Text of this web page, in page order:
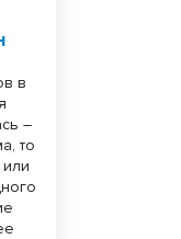
в
–
то